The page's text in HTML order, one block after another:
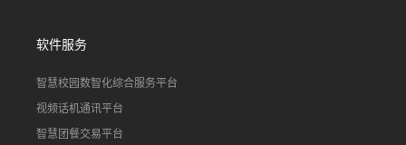
软件服务
智慧校园数智化综合服务平台
视频话机通讯平台
智慧团餐交易平台